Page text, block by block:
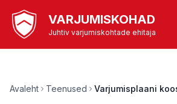
VARJUMISKOHAD
Juhtiv varjumiskohtade ehitaja
Avaleht Teenused Varjumisplaani